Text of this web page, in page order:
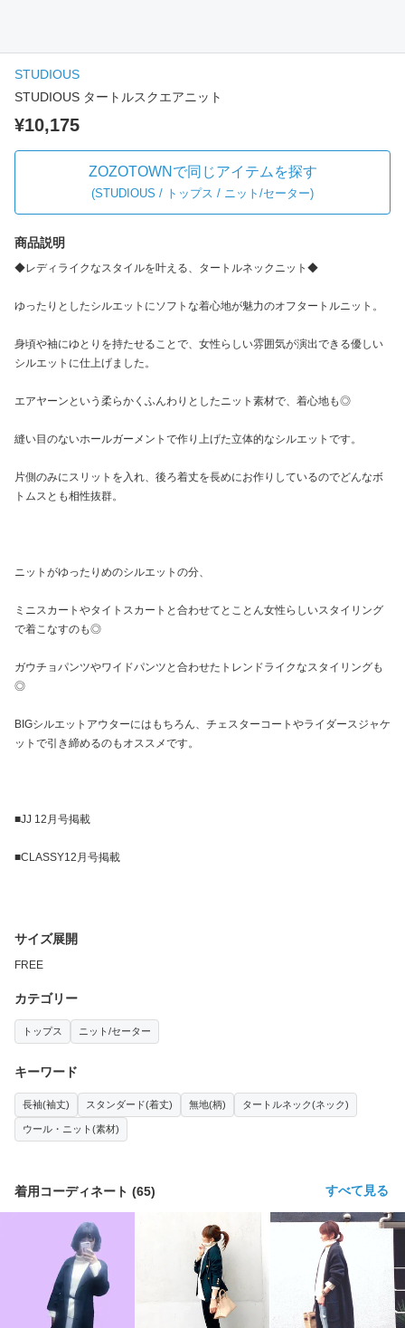
STUDIOUS
STUDIOUS タートルスクエアニット
¥10,175
ZOZOTOWNで同じアイテムを探す
(STUDIOUS / トップス / ニット/セーター)
商品説明
◆レディライクなスタイルを叶える、タートルネックニット◆
ゆったりとしたシルエットにソフトな着心地が魅力のオフタートルニット。
身頃や袖にゆとりを持たせることで、女性らしい雰囲気が演出できる優しい
シルエットに仕上げました。
エアヤーンという柔らかくふんわりとしたニット素材で、着心地も◎
縫い目のないホールガーメントで作り上げた立体的なシルエットです。
片側のみにスリットを入れ、後ろ着丈を長めにお作りしているのでどんなボ
トムスとも相性抜群。
ニットがゆったりめのシルエットの分、
ミニスカートやタイトスカートと合わせてとことん女性らしいスタイリング
で着こなすのも◎
ガウチョパンツやワイドパンツと合わせたトレンドライクなスタイリングも
◎
BIGシルエットアウターにはもちろん、チェスターコートやライダースジャケ
ットで引き締めるのもオススメです。
■JJ 12月号掲載
■CLASSY12月号掲載
サイズ展開
FREE
カテゴリー
トップス ニット/セーター
キーワード
長袖(袖丈) スタンダード(着丈) 無地(柄) タートルネック(ネック)
ウール・ニット(素材)
着用コーディネート (65) すべて見る